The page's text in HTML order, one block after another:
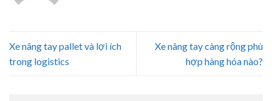
Xe nâng tay pallet và lợi ích
trong logistics
Xe nâng tay càng rộng phù
hợp hàng hóa nào?